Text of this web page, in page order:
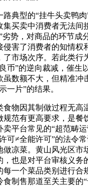
典型的“挂牛头卖鸭肉
集买卖中消费者无法间
劣势，对商品的环节成
侵害了消费者的知情权
了市场次序。若此类行
币”的逆向裁减，催生
虽数额不大，但精准冲
一片”的结果。
物因其制做过程无高
规范有更高要求，是餐
平台常见的“超范畴
可≠全能许可”的法令
做凉菜。黄山风光区市
，也是对平台审核义
一个菜品类别进行合
制售那道至关主要的“